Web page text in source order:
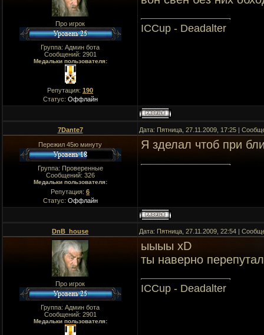
Про игрок
Группа: Админ бота
Сообщений: 2901
Медальки пользователя:
Репутация: 190
Статус: Оффлайн
ICCup - Deadalter
7Dante7 Дата: Пятница, 27.11.2009, 17:25 |
Пережил 45ю минуту
Группа: Проверенные
Сообщений: 326
Медальки пользователя:
Репутация: 6
Статус: Оффлайн
Я зделал чтоб при
DnB_house Дата: Пятница, 27.11.2009, 22:54 |
Про игрок
Группа: Админ бота
Сообщений: 2901
Медальки пользователя:
ыыыы xD
ты наверно
ICCup - Deadalter